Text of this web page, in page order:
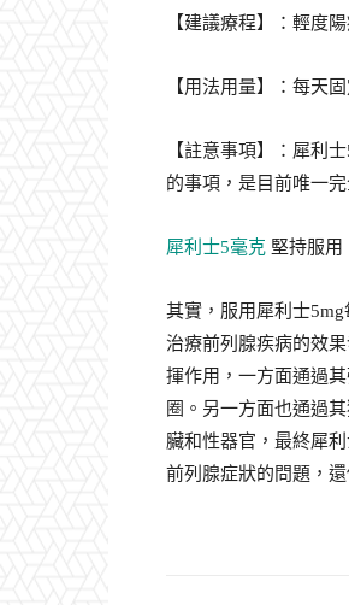
【建議療程】：輕度
【用法用量】：每天
【註意事項】：犀利
的事項，是目前唯一
犀利士5毫克 堅持服用
其實，服用犀利士
治療前列腺疾病的效
揮作用，一方面通過
圈。另一方面也通過
臟和性器官，最終犀
前列腺症狀的問題，